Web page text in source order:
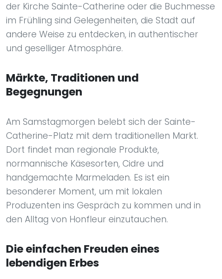
der Kirche Sainte-Catherine oder die Buchmesse
im Frühling sind Gelegenheiten, die Stadt auf
andere Weise zu entdecken, in authentischer
und geselliger Atmosphäre.
Märkte, Traditionen und
Begegnungen
Am Samstagmorgen belebt sich der Sainte-
Catherine-Platz mit dem traditionellen Markt.
Dort findet man regionale Produkte,
normannische Käsesorten, Cidre und
handgemachte Marmeladen. Es ist ein
besonderer Moment, um mit lokalen
Produzenten ins Gespräch zu kommen und in
den Alltag von Honfleur einzutauchen.
Die einfachen Freuden eines
lebendigen Erbes